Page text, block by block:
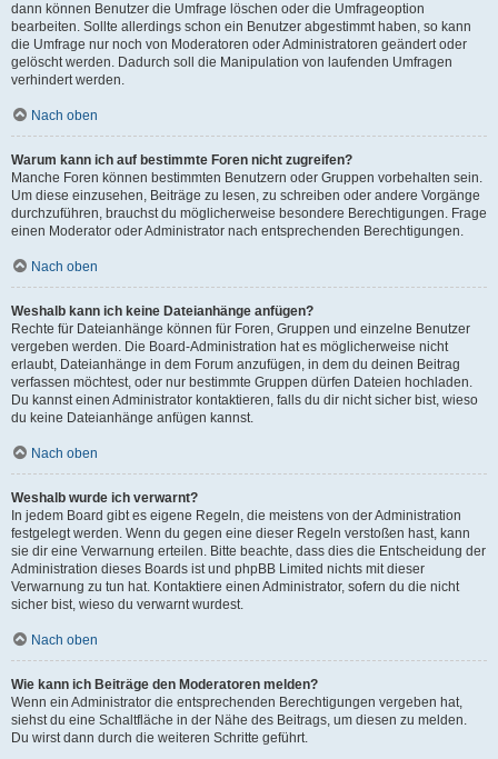
dann können Benutzer die Umfrage löschen oder die Umfrageoption
bearbeiten. Sollte allerdings schon ein Benutzer abgestimmt haben, so kann
die Umfrage nur noch von Moderatoren oder Administratoren geändert oder
gelöscht werden. Dadurch soll die Manipulation von laufenden Umfragen
verhindert werden.
Nach oben
Warum kann ich auf bestimmte Foren nicht zugreifen?
Manche Foren können bestimmten Benutzern oder Gruppen vorbehalten sein.
Um diese einzusehen, Beiträge zu lesen, zu schreiben oder andere Vorgänge
durchzuführen, brauchst du möglicherweise besondere Berechtigungen. Frage
einen Moderator oder Administrator nach entsprechenden Berechtigungen.
Nach oben
Weshalb kann ich keine Dateianhänge anfügen?
Rechte für Dateianhänge können für Foren, Gruppen und einzelne Benutzer
vergeben werden. Die Board-Administration hat es möglicherweise nicht
erlaubt, Dateianhänge in dem Forum anzufügen, in dem du deinen Beitrag
verfassen möchtest, oder nur bestimmte Gruppen dürfen Dateien hochladen.
Du kannst einen Administrator kontaktieren, falls du dir nicht sicher bist, wieso
du keine Dateianhänge anfügen kannst.
Nach oben
Weshalb wurde ich verwarnt?
In jedem Board gibt es eigene Regeln, die meistens von der Administration
festgelegt werden. Wenn du gegen eine dieser Regeln verstoßen hast, kann
sie dir eine Verwarnung erteilen. Bitte beachte, dass dies die Entscheidung der
Administration dieses Boards ist und phpBB Limited nichts mit dieser
Verwarnung zu tun hat. Kontaktiere einen Administrator, sofern du die nicht
sicher bist, wieso du verwarnt wurdest.
Nach oben
Wie kann ich Beiträge den Moderatoren melden?
Wenn ein Administrator die entsprechenden Berechtigungen vergeben hat,
siehst du eine Schaltfläche in der Nähe des Beitrags, um diesen zu melden.
Du wirst dann durch die weiteren Schritte geführt.